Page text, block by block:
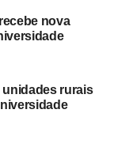
nova
unidades rurais